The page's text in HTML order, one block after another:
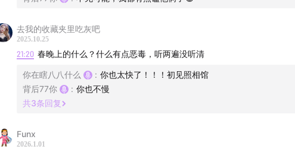
去我的收藏夹里吃灰吧
2025.10.25
21:20 春晚上的什么？什么有点恶毒，听两遍没听清
你在瞎八八什么 : 你也太快了！！！初见照相馆
背后77你
: 你也不慢
共3条回复
Funx
2026.1.01